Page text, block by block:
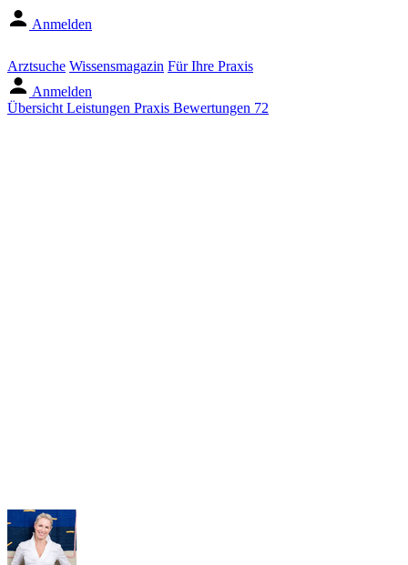
Anmelden
Arztsuche Wissensmagazin Für Ihre Praxis
Anmelden
Übersicht Leistungen Praxis Bewertungen 72